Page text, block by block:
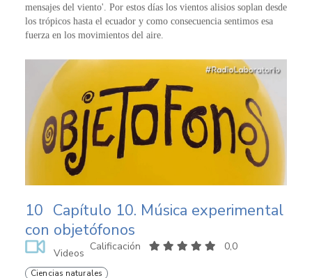
mensajes del viento'. Por estos días los vientos alisios soplan desde
los trópicos hasta el ecuador y como consecuencia sentimos esa
fuerza en los movimientos del aire.
10 Capítulo 10. Música experimental
con objetófonos
Videos
Calificación 0,0
Ciencias naturales